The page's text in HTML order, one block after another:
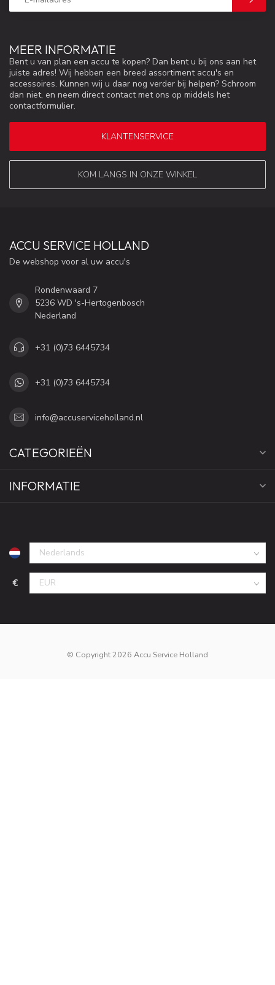
MEER INFORMATIE
Bent u van plan een accu te kopen? Dan bent u bij ons aan het
juiste adres! Wij hebben een breed assortiment accu's en
accessoires. Kunnen wij u daar nog verder bij helpen? Schroom
dan niet, en neem direct contact met ons op middels het
contactformulier.
KLANTENSERVICE
KOM LANGS IN ONZE WINKEL
ACCU SERVICE HOLLAND
De webshop voor al uw accu's
Rondenwaard 7
5236 WD 's-Hertogenbosch
Nederland
+31 (0)73 6445734
+31 (0)73 6445734
info@accuserviceholland.nl
CATEGORIEËN
INFORMATIE
€
© Copyright 2026 Accu Service Holland